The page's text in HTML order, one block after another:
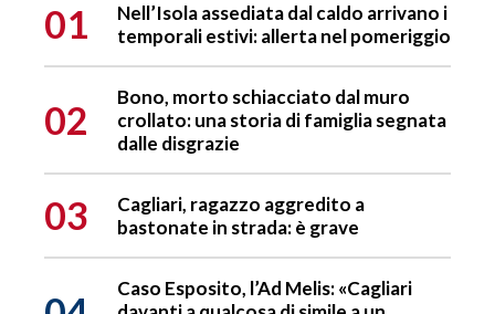
01
Nell’Isola assediata dal caldo arrivano i
temporali estivi: allerta nel pomeriggio
02
Bono, morto schiacciato dal muro
crollato: una storia di famiglia segnata
dalle disgrazie
03
Cagliari, ragazzo aggredito a
bastonate in strada: è grave
Caso Esposito, l’Ad Melis: «Cagliari